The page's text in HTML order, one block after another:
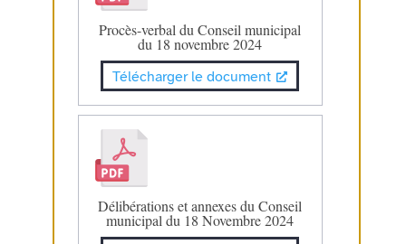
Procès-verbal du Conseil municipal
du 18 novembre 2024
Télécharger le document
Délibérations et annexes du Conseil
municipal du 18 Novembre 2024